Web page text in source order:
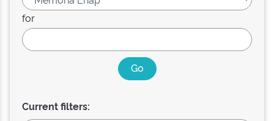
for
Current filters: